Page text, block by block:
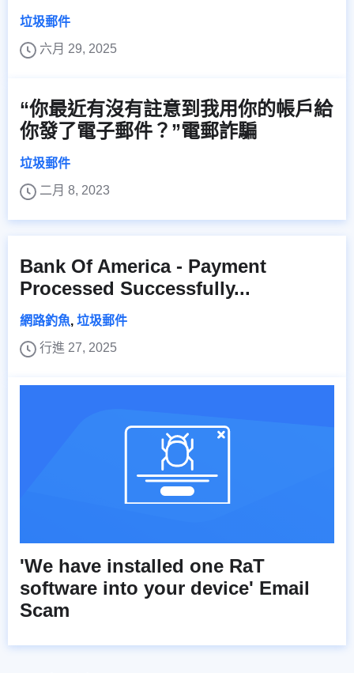
垃圾郵件
六月 29, 2025
“你最近有沒有註意到我用你的帳戶給
你發了電子郵件？”電郵詐騙
垃圾郵件
二月 8, 2023
Bank Of America - Payment
Processed Successfully...
網路釣魚, 垃圾郵件
行進 27, 2025
'We have installed one RaT
software into your device' Email
Scam